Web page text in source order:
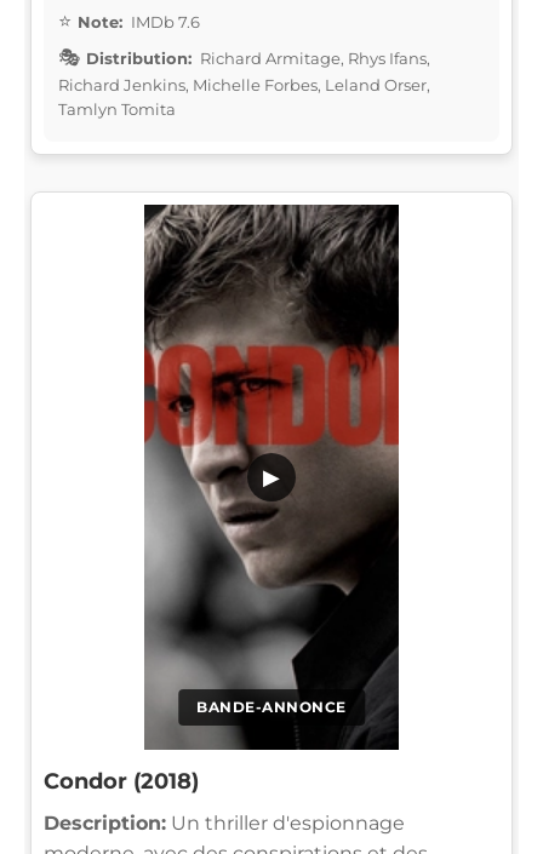
Note: IMDb 7.6
Distribution: Richard Armitage, Rhys Ifans,
Richard Jenkins, Michelle Forbes, Leland Orser,
Tamlyn Tomita
BANDE-ANNONCE
▶
Condor (2018)
Description: Un thriller d'espionnage